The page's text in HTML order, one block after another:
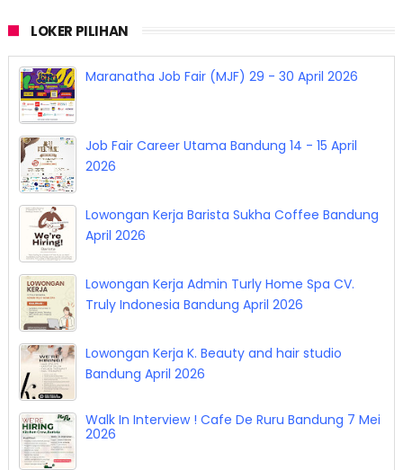
LOKER PILIHAN
Lowongan Kerja The Piano Shop Team
Maranatha Job Fair (MJF) 29 - 30 April 2026
Job Fair Career Utama Bandung 14 - 15 April
2026
Lowongan Kerja Barista Sukha Coffee Bandung
April 2026
Lowongan Kerja Admin Turly Home Spa CV.
Truly Indonesia Bandung April 2026
Lowongan Kerja K. Beauty and hair studio
Bandung April 2026